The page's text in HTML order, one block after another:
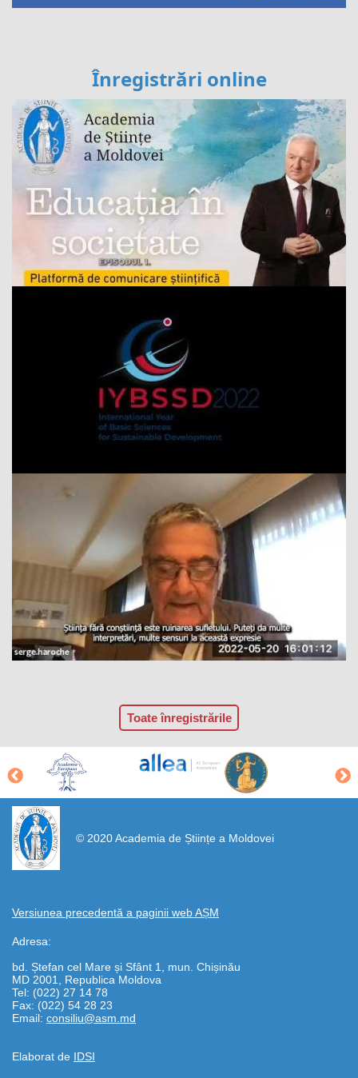
Înregistrări online
Toate înregistrările
© 2020 Academia de Științe a Moldovei
Versiunea precedentă a paginii web AȘM
Adresa:
bd. Ștefan cel Mare și Sfânt 1, mun. Chișinău
MD 2001, Republica Moldova
Tel: (022) 27 14 78
Fax: (022) 54 28 23
Email: consiliu@asm.md
Elaborat de IDSI
https://propletenie.ru/